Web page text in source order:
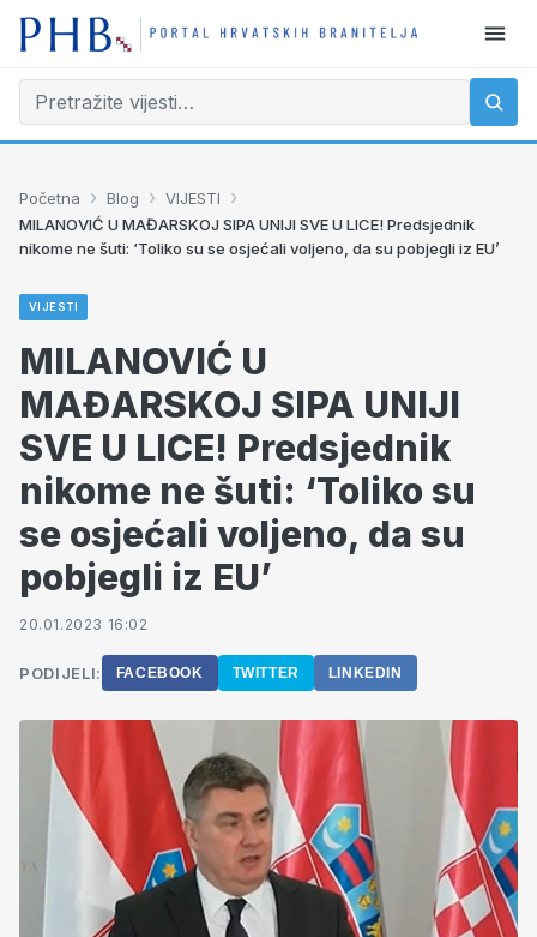
Početna › Blog › VIJESTI ›
MILANOVIĆ U MAĐARSKOJ SIPA UNIJI SVE U LICE! Predsjednik
nikome ne šuti: ‘Toliko su se osjećali voljeno, da su pobjegli iz EU’
VIJESTI
MILANOVIĆ U
MAĐARSKOJ SIPA UNIJI
SVE U LICE! Predsjednik
nikome ne šuti: ‘Toliko su
se osjećali voljeno, da su
pobjegli iz EU’
20.01.2023 16:02
PODIJELI: FACEBOOK TWITTER LINKEDIN